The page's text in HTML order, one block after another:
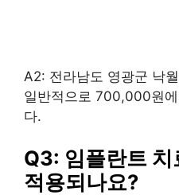
A2: 전라남도 영광군 낙
일반적으로 700,000원
다.
Q3: 임플란트 치
적용되나요?